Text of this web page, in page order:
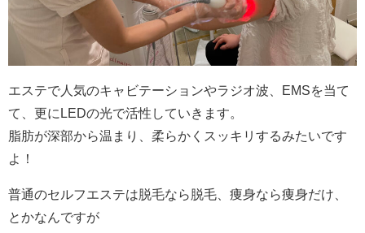
エステで人気のキャビテーションやラジオ波、 EMSを当て
て、更に LEDの光で活性していきます。
脂肪が深部から温まり、柔らかくスッキリするみたいです
よ！
普通のセルフエステは脱毛なら脱毛、痩身なら痩身だけ、
とかなんですが